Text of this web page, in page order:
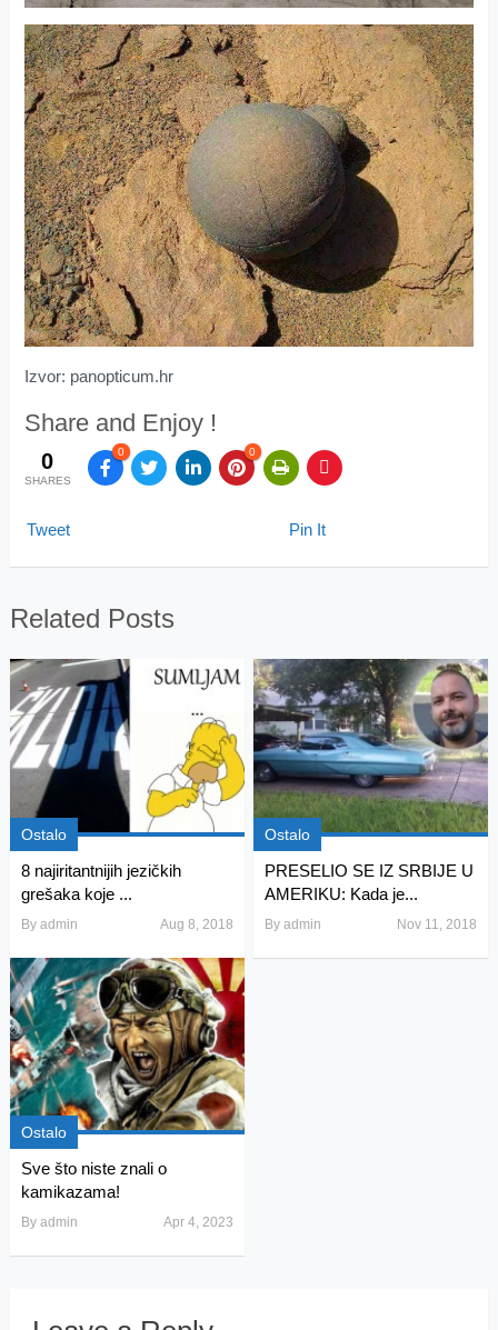
Izvor: panopticum.hr
Share and Enjoy !
0
SHARES
0 0
Tweet Pin It
Related Posts
Ostalo
8 najiritantnijih jezičkih
grešaka koje ...
By admin Aug 8, 2018
Ostalo
PRESELIO SE IZ SRBIJE U
AMERIKU: Kada je...
Byadmin Nov 11, 2018
Ostalo
Sve što niste znali o
kamikazama!
By admin Apr 4, 2023